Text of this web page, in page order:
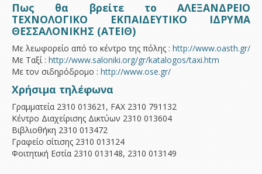
Υποστήριξη
Πως θα βρείτε το ΑΛΕΞΑΝΔΡΕΙΟ
ΤΕΧΝΟΛΟΓΙΚΟ ΕΚΠΑΙΔΕΥΤΙΚΟ ΙΔΡΥΜΑ
ΘΕΣΣΑΛΟΝΙΚΗΣ (ΑΤΕΙΘ)
Με λεωφορείο από το κέντρο της πόλης : http://www.oasth.gr/
Με Ταξί : http://www.saloniki.org/gr/katalogos/taxi.htm
Με τον σιδηρόδρομο : http://www.ose.gr/
Χρήσιμα τηλέφωνα
Γραμματεία 2310 013621, FAX 2310 791132
Κέντρο Διαχείρισης Δικτύων 2310 013604
Βιβλιοθήκη 2310 013472
Γραφείο σίτισης 2310 013124
Φοιτητική Εστία 2310 013148, 2310 013149